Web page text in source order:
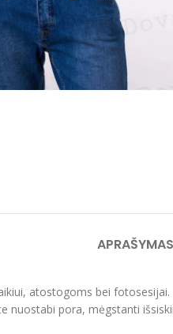
APRAŠYMAS
atostogoms bei
nuostabi pora, mėgstanti